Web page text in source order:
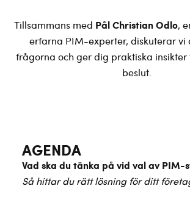
Tillsammans med Pål Christian Odlo,
erfarna PIM-experter, diskuterar vi
frågorna och ger dig praktiska
beslut.
AGENDA
Vad ska du tänka på vid val av PIM-
Så hittar du rätt lösning för ditt